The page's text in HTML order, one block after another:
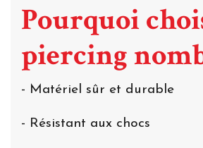
Pourquoi
piercing
- Matériel sûr et durable
- Résistant aux chocs